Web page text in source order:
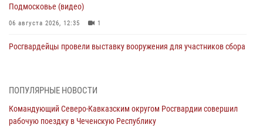
Подмосковье (видео)
06 августа 2026, 12:35 1
Росгвардейцы провели выставку вооружения для участников сбора
второй годовщине вторжения ВСУ на территорию области
06 августа 2026, 11:56
ПОПУЛЯРНЫЕ НОВОСТИ
Командующий Северо-Кавказским округом Росгвардии совершил
рабочую поездку в Чеченскую Республику